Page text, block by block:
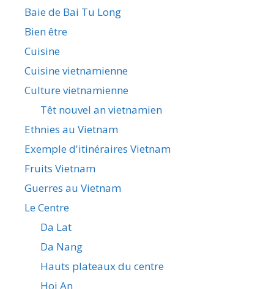
Baie de Bai Tu Long
Bien être
Cuisine
Cuisine vietnamienne
Culture vietnamienne
Têt nouvel an vietnamien
Ethnies au Vietnam
Exemple d'itinéraires Vietnam
Fruits Vietnam
Guerres au Vietnam
Le Centre
Da Lat
Da Nang
Hauts plateaux du centre
Hoi An